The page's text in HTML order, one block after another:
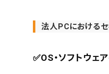
法人PCにおけるセ
✅OS・ソフトウェ